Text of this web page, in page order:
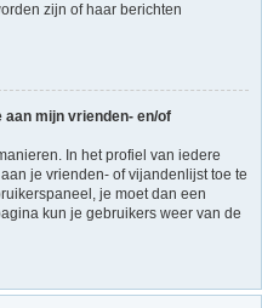
zijn of haar berichten
mijn vrienden- en/of
In het profiel van iedere
je vrienden- of vijandenlijst toe te
je moet dan een
kun je gebruikers weer van de